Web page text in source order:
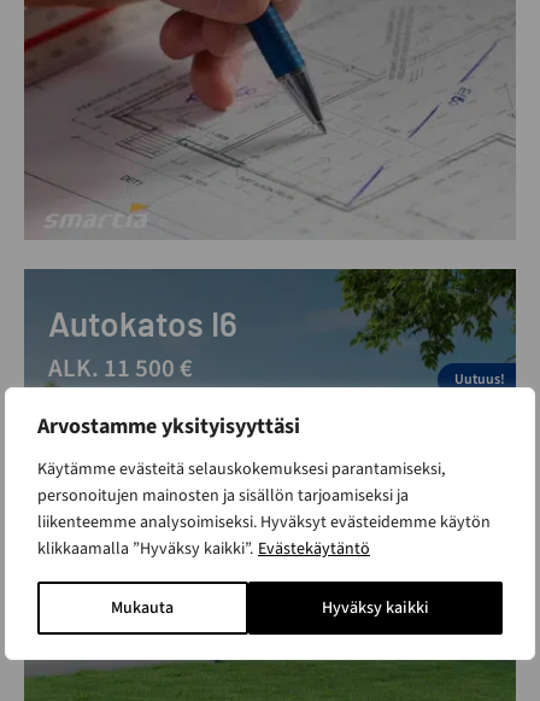
Arvostamme yksityisyyttäsi
Käytämme evästeitä selauskokemuksesi parantamiseksi,
personoitujen mainosten ja sisällön tarjoamiseksi ja
liikenteemme analysoimiseksi. Hyväksyt evästeidemme käytön
klikkaamalla ”Hyväksy kaikki”. Evästekäytäntö
Mukauta Hyväksy kaikki
Autokatos I6
ALK. 11 500 €
Uutuus!